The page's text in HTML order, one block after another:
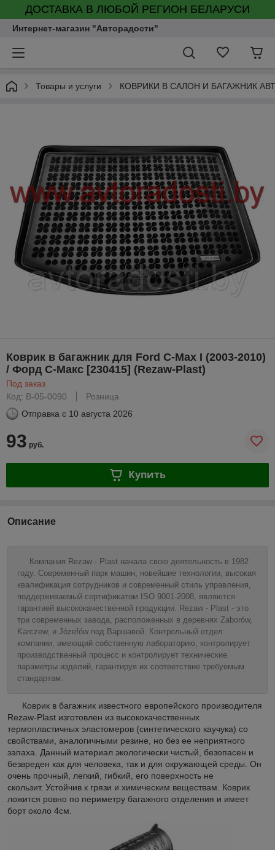
ДОСТАВКА В ЛЮБОЙ РЕГИОН БЕЛАРУСИ
Интернет-магазин "Авторадости"
Товары и услуги КОВРИКИ В САЛОН И БАГАЖНИК
Коврик в багажник для Ford C-Max I (2003-2010)
/ Форд С-Макс [230415] (Rezaw-Plast)
Под заказ
Код: B-05-0090
Розница
Отправка с 10 августа 2026
93 руб.
Купить
Описание
Компания Rezaw - Plast начала свою деятельность в 1982
году. Современный парк машин, новейшие технологии, высокая
квалификация сотрудников и современный стиль управления,
поддерживаемый сертификатом ISO 9001-2008, являются
гарантией высококачественной продукции. Rezaw - Plast - это
три современных завода, расположенных в деревнях Zaborów,
Karczew, и Józefów под Варшавой. Контрольный отдел
компании, имеющий собственную лабораторию, контролирует
производственный процесс и контролирует технические
параметры изделий, гарантируя их соответствие требуемым
стандартам.
Коврик в багажник известного европейского производителя
Rezaw-Plast изготовлен из высококачественных
термопластичных эластомеров (синтетического каучука) со
свойствами, аналогичными резине, но без ее неприятного
запаха. Данный материал экологически чистый, безопасен и
безвреден как для человека, так и для окружающей среды. Он
очень прочный, легкий, гибкий, его поверхность не
скользит. Устойчив к грязи и химическим веществам. Коврик
ложится ровно по периметру багажного отделения и имеет
борт около 4см.